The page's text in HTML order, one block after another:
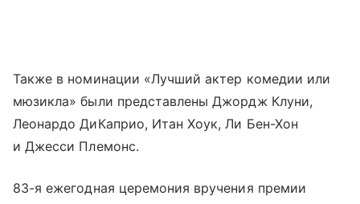
Также в номинации «Лучший актер комедии или
мюзикла» были представлены Джордж Клуни,
Леонардо ДиКаприо, Итан Хоук, Ли Бен-Хон
и Джесси Племонс.
83-я ежегодная церемония вручения премии